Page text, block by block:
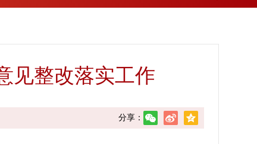
见整改落实工作
分享：